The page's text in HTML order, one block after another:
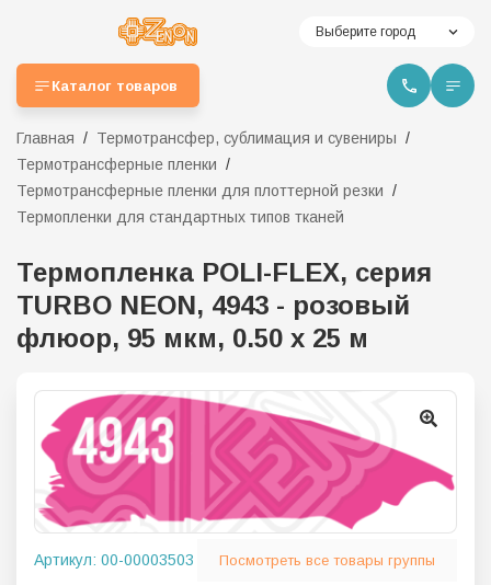
Выберите город
Каталог товаров
Главная
Термотрансфер, сублимация и сувениры
Термотрансферные пленки
Термотрансферные пленки для плоттерной резки
Термопленки для стандартных типов тканей
Термопленка POLI-FLEX, серия
TURBO NEON, 4943 - розовый
флюор, 95 мкм, 0.50 х 25 м
Артикул: 00-00003503 Посмотреть все товары группы